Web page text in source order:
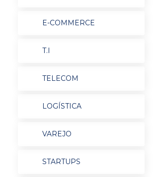
E-COMMERCE
T.I
TELECOM
LOGÍSTICA
VAREJO
STARTUPS